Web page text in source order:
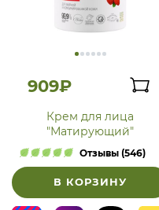
909₽
Крем для лица
"Матирующий"
Отзывы (546)
В КОРЗИНУ